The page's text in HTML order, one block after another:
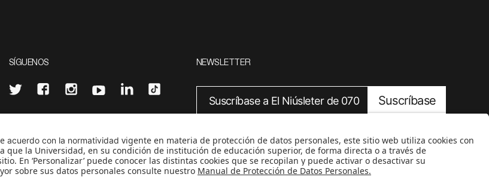
SÍGUENOS
CONTÁCTANOS
cerosetenta@uniandes.edu.co
NEWSLETTER
Suscríbase